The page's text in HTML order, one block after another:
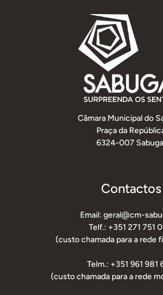
Câmara Municipal do
Praça da
6324-007
Contactos
Email: geral@cm-
Telf.: +351 271 751
(custo chamada para a rede
Telm.: +351 961 981
(custo chamada para a rede